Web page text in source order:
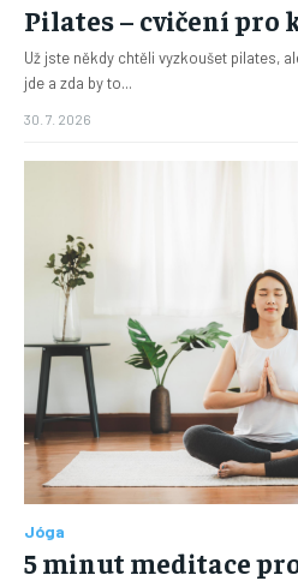
Pilates – cvičení pro
Už jste někdy chtěli vyzkoušet pilates,
jde a zda by to...
30. 7. 2026
Jóga
5 minut meditace